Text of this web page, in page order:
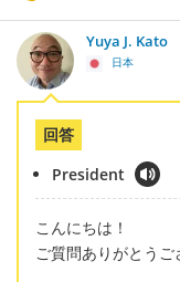
Yuya J. Kato
日本
回答
President
こんにちは！
ご質問ありがとうご